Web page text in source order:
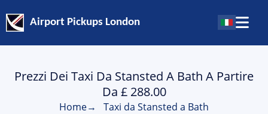
Airport Pickups London
Prezzi Dei Taxi Da Stansted A Bath A Partire
Da £ 288.00
Home→ Taxi da Stansted a Bath